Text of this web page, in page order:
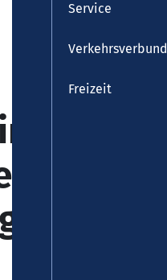
Siegen
Service
Verkehrsverbund
Freizeit